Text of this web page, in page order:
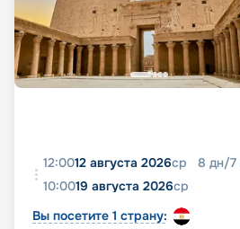
12:0012 августа 2026ср 8 дн/7
10:0019 августа 2026ср
Вы посетите 1 страну: